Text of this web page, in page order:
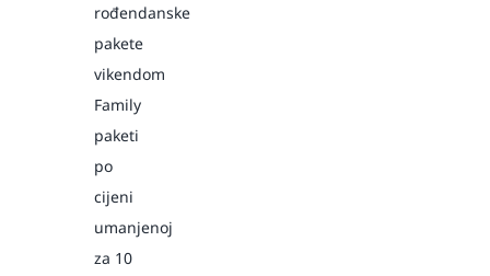
rođendanske
pakete
vikendom
Family
paketi
po
cijeni
umanjenoj
za 10